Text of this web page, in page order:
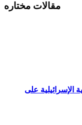
مقالات مختاره
الإسرائيلية على